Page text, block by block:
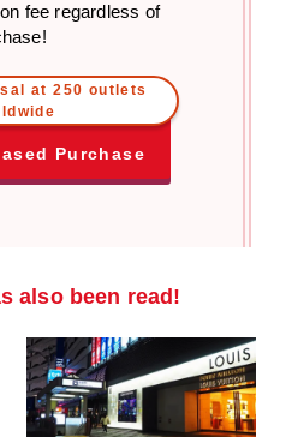
fee regardless of
at 250 outlets
Purchase
also been read!